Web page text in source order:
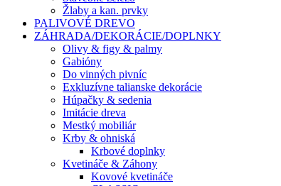
Žlaby a kan. prvky
PALIVOVÉ DREVO
ZÁHRADA/DEKORÁCIE/DOPLNKY
Olivy & figy & palmy
Gabióny
Do vinných pivníc
Exkluzívne talianske dekorácie
Húpačky & sedenia
Imitácie dreva
Mestký mobiliár
Krby & ohniská
Krbové doplnky
Kvetináče & Záhony
Kovové kvetináče